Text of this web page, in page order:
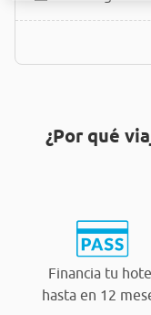
¿Por qué
Financia tu
hasta en 12